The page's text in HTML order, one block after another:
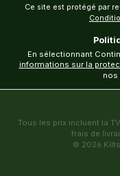
Ce site est protégé par
informations sur la
nos
Tous les prix incluent la
frais de
© 2026